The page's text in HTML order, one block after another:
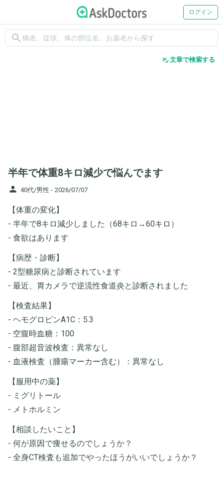
ログイン
search
edit_note文章で検索する
半年で体重8キロ減少で悩んでます
person 40代/男性 - 2026/07/07
【体重の変化】
- 半年で8キロ減少しました（68キロ→60キロ）
- 食欲はあります
【病歴・診断】
- 2型糖尿病と診断されています
- 最近、胃カメラで逆流性食道炎と診断されました
【検査結果】
- ヘモグロビンA1C：5.3
- 空腹時血糖：100
- 腹部超音波検査：異常なし
- 血液検査（腫瘍マーカー含む）：異常なし
【服用中の薬】
- ミグリトール
- メトホルミン
【相談したいこと】
- 何が原因で痩せるのでしょうか？
- 全身CT検査も追加でやったほうがいいでしょうか？